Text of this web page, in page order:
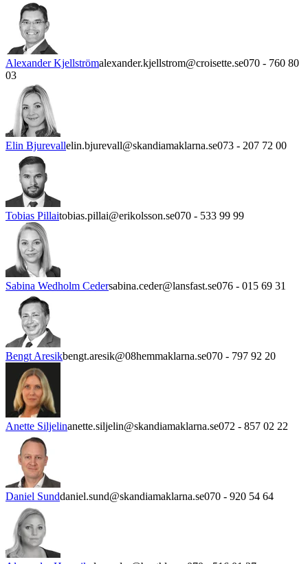
Alexander Kjellströmalexander.kjellstrom@croisette.se070 - 760 80
03
Elin Bjurevallelin.bjurevall@skandiamaklarna.se073 - 207 72 00
Tobias Pillaitobias.pillai@erikolsson.se070 - 533 99 99
Sabina Wedholm Cedersabina.ceder@lansfast.se076 - 015 69 31
Bengt Aresikbengt.aresik@08hemmaklarna.se070 - 797 92 20
Anette Siljelinanette.siljelin@skandiamaklarna.se072 - 857 02 22
Daniel Sunddaniel.sund@skandiamaklarna.se070 - 920 54 64